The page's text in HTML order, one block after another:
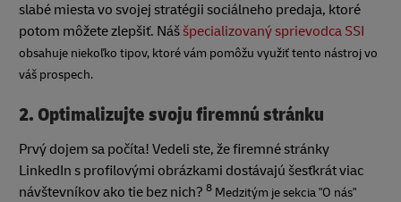
slabé miesta vo svojej stratégii sociálneho predaja, ktoré
potom môžete zlepšiť. Náššpecializovaný sprievodca SSI
obsahuje niekoľko tipov, ktoré vám pomôžu využiť tento nástroj vo
váš prospech.
2. Optimalizujte svoju firemnú stránku
Prvý dojem sa počíta! Vedeli ste, že firemné stránky
LinkedIn s profilovými obrázkami dostávajú šesťkrát viac
návštevníkov ako tie bez nich? 8 Medzitým je sekcia "O nás"